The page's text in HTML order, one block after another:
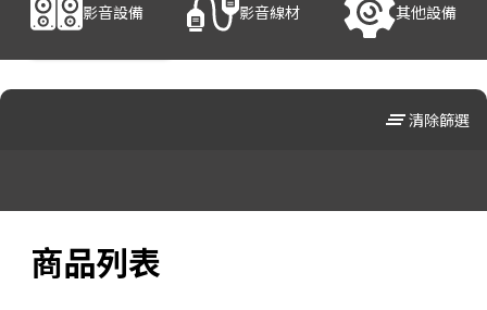
影音設備 影音線材 其他設備
clear_all清除篩選
商品列表